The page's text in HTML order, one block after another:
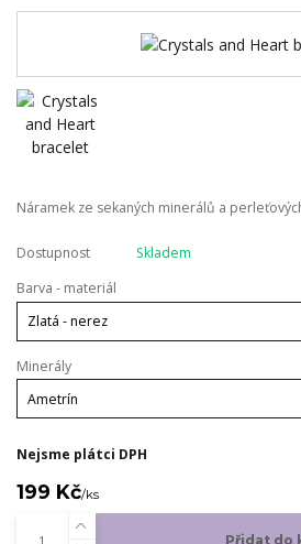
Náramek ze sekaných minerálů a
Dostupnost
Skladem
Barva - materiál
Minerály
Nejsme plátci DPH
199 Kč/ks
Přidat do